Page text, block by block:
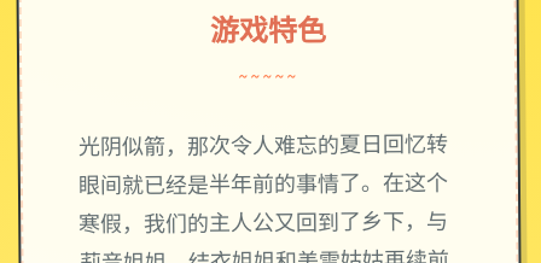
游戏特色
~~~~~
光阴似箭，那次令人难忘的夏日回忆转
眼间就已经是半年前的事情了。在这个
寒假，我们的主人公又回到了乡下，与